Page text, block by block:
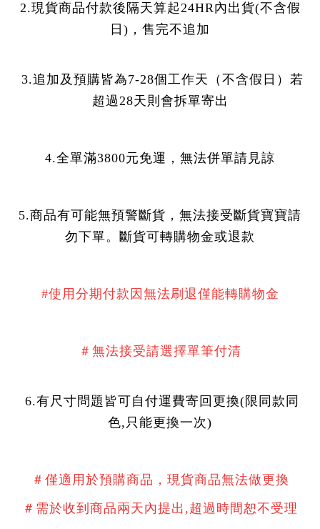
2.現貨商品付款後隔天算起24HR內出貨(不含假
日 )，售完不追加
3.追加及預購皆為7-28個工作天（不含假日）若
超過28天則會拆單寄出
4.全單滿3800元免運，無法併單請見諒
5.商品有可能無預警斷貨，無法接受斷貨寶寶請
勿下單。斷貨可轉購物金或退款
#使用分期付款因無法刷退僅能轉購物金
＃無法接受請選擇單筆付清
6.有尺寸問題皆可自付運費寄回更換(限同款同
色,只能更換一次)
＃僅適用於預購商品，現貨商品無法做更換
＃需於收到商品兩天內提出,超過時間恕不受理